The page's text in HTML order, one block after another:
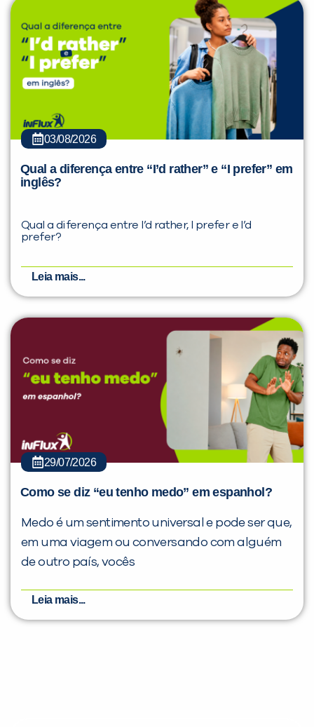
03/08/2026
Qual a diferença entre “I’d rather” e “I prefer” em
inglês?
Qual a diferença entre I’d rather, I prefer e I’d
prefer?
Leia mais...
29/07/2026
Como se diz “eu tenho medo” em espanhol?
Medo é um sentimento universal e pode ser que,
em uma viagem ou conversando com alguém
de outro país, vocês
Leia mais...